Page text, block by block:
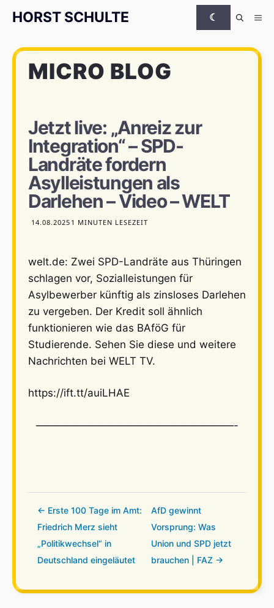
HORST SCHULTE ☾
MICRO BLOG
Jetzt live: „Anreiz zur
Integration“ – SPD-
Landräte fordern
Asylleistungen als
Darlehen – Video – WELT
14.08.2025 1 MINUTEN LESEZEIT
welt.de: Zwei SPD-Landräte aus Thüringen
schlagen vor, Sozialleistungen für
Asylbewerber künftig als zinsloses Darlehen
zu vergeben. Der Kredit soll ähnlich
funktionieren wie das BAföG für
Studierende. Sehen Sie diese und weitere
Nachrichten bei WELT TV.
https://ift.tt/auiLHAE
———————————————————-
← Erste 100 Tage im Amt:
Friedrich Merz sieht
„Politikwechsel“ in
Deutschland eingeläutet
AfD gewinnt
Vorsprung: Was
Union und SPD jetzt
brauchen | FAZ →